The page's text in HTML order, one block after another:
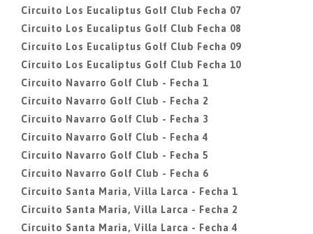
Circuito Los Eucaliptus Golf Club Fecha 07
Circuito Los Eucaliptus Golf Club Fecha 08
Circuito Los Eucaliptus Golf Club Fecha 09
Circuito Los Eucaliptus Golf Club Fecha 10
Circuito Navarro Golf Club - Fecha 1
Circuito Navarro Golf Club - Fecha 2
Circuito Navarro Golf Club - Fecha 3
Circuito Navarro Golf Club - Fecha 4
Circuito Navarro Golf Club - Fecha 5
Circuito Navarro Golf Club - Fecha 6
Circuito Santa Maria, Villa Larca - Fecha 1
Circuito Santa Maria, Villa Larca - Fecha 2
Circuito Santa Maria, Villa Larca - Fecha 4